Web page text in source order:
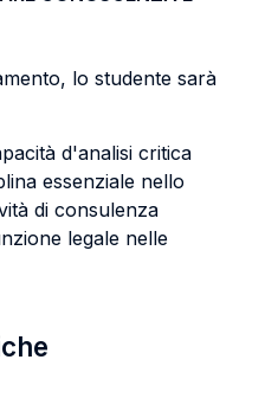
lo studente sarà
d'analisi critica
essenziale nello
di consulenza
legale nelle